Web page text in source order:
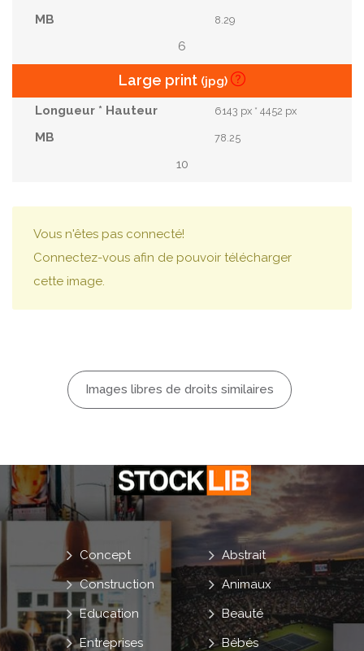
8.29
6
Large print (jpg)
6143 px * 4452 px
78.25
10
Vous n'êtes pas connecté!
Connectez-vous afin de pouvoir télécharger
cette image.
Images libres de droits similaires
Abstrait
Animaux
Beauté
Bébés
Concept
Construction
Education
Entreprises